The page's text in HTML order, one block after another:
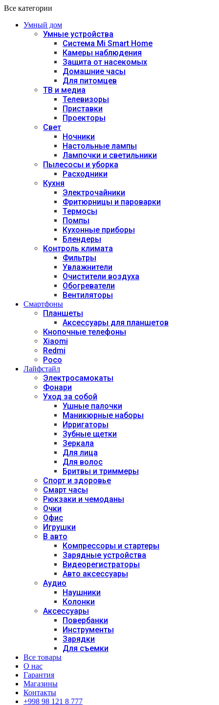
Все категории
Умный дом
Умные устройства
Система Mi Smart Home
Камеры наблюдения
Защита от насекомых
Домашние часы
Для питомцев
ТВ и медиа
Телевизоры
Приставки
Проекторы
Свет
Ночники
Настольные лампы
Лампочки и светильники
Пылесосы и уборка
Расходники
Кухня
Электрочайники
Фритюрницы и пароварки
Термосы
Помпы
Кухонные приборы
Блендеры
Контроль климата
Фильтры
Увлажнители
Очистители воздуха
Обогреватели
Вентиляторы
Смартфоны
Планшеты
Аксессуары для планшетов
Кнопочные телефоны
Xiaomi
Redmi
Poco
Лайфстайл
Электросамокаты
Фонари
Уход за собой
Ушные палочки
Маникюрные наборы
Ирригаторы
Зубные щетки
Зеркала
Для лица
Для волос
Бритвы и триммеры
Спорт и здоровье
Смарт часы
Рюкзаки и чемоданы
Очки
Офис
Игрушки
В авто
Компрессоры и стартеры
Зарядные устройства
Видеорегистраторы
Авто аксессуары
Аудио
Наушники
Колонки
Аксессуары
Повербанки
Инструменты
Зарядки
Для съемки
Все товары
О нас
Гарантия
Магазины
Контакты
+998 98 121 8 777